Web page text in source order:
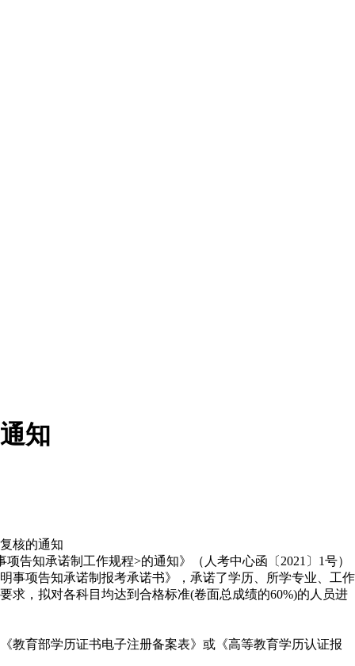
知
核的通知
告知承诺制工作规程>的通知》（人考中心函〔2021〕1号）
事项告知承诺制报考承诺书》，承诺了学历、所学专业、工作
求，拟对各科目均达到合格标准(卷面总成绩的60%)的人员进
教育部学历证书电子注册备案表》或《高等教育学历认证报